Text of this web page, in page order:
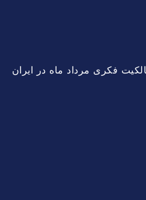
فکری مرداد ماه در ایران